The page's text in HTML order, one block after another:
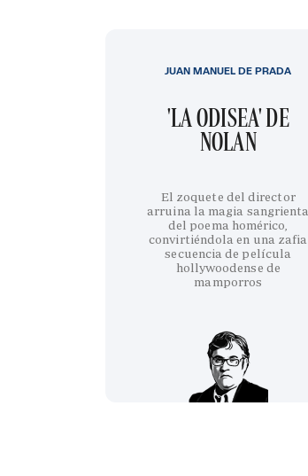
'LA ODISEA' DE
NOLAN
El zoquete del director
arruina la magia sangrienta
del poema homérico,
convirtiéndola en una zafia
secuencia de película
hollywoodense de
mamporros
JUAN MANUEL DE PRADA